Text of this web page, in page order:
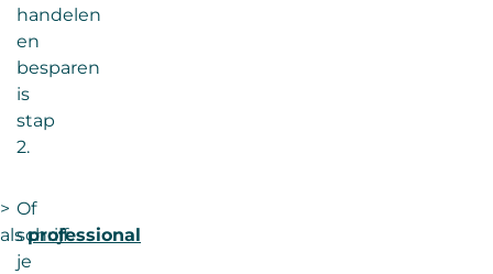
handelen
en
besparen
is
stap
2.
>
alsprofessional
Of
schrijf
je